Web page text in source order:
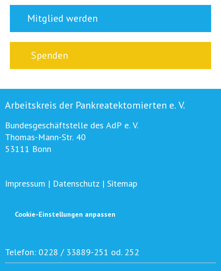
Mitglied werden
Spenden
Arbeitskreis der Pankreatektomierten e. V.
Bundesgeschäftstelle des AdP e. V.
Thomas-Mann-Str. 40
53111 Bonn
Impressum | Datenschutz | Sitemap
Cookie-Einstellungen anpassen
Telefon: 0228 / 33889-251 od. 252